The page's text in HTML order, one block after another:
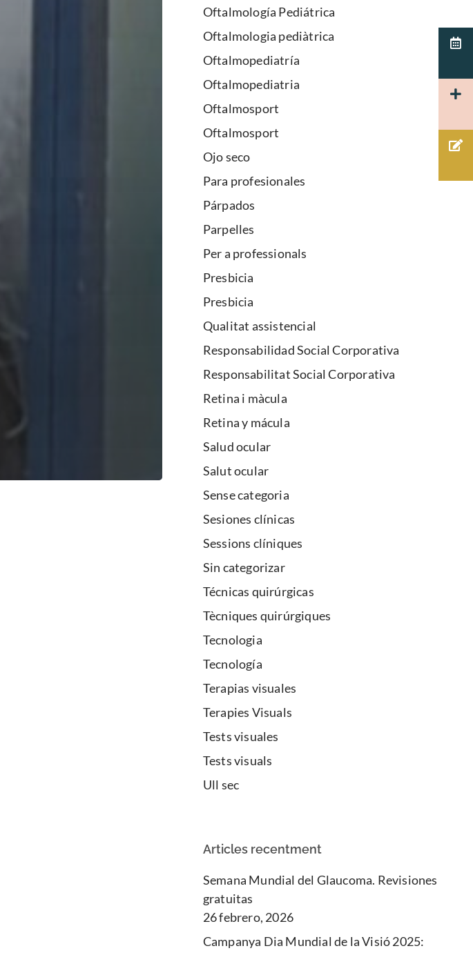
Oftalmología Pediátrica
Oftalmologia pediàtrica
Oftalmopediatría
Oftalmopediatria
Oftalmosport
Oftalmosport
Ojo seco
Para profesionales
Párpados
Parpelles
Per a professionals
Presbicia
Presbicia
Qualitat assistencial
Responsabilidad Social Corporativa
Responsabilitat Social Corporativa
Retina i màcula
Retina y mácula
Salud ocular
Salut ocular
Sense categoria
Sesiones clínicas
Sessions clíniques
Sin categorizar
Técnicas quirúrgicas
Tècniques quirúrgiques
Tecnologia
Tecnología
Terapias visuales
Terapies Visuals
Tests visuales
Tests visuals
Ull sec
Articles recentment
Semana Mundial del Glaucoma. Revisiones
gratuitas
26 febrero, 2026
Campanya Dia Mundial de la Visió 2025: